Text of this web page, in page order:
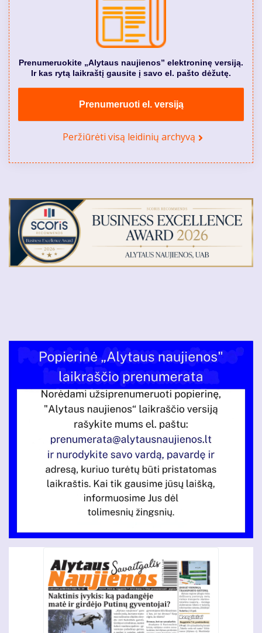
Prenumeruokite „Alytaus naujienos” elektroninę versiją.
Ir kas rytą laikraštį gausite į savo el. pašto dėžutę.
Prenumeruoti el. versiją
Peržiūrėti visą leidinių archyvą